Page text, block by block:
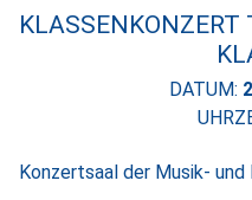
KLASSENKONZERT
DATUM:
Konzertsaal der Musik-